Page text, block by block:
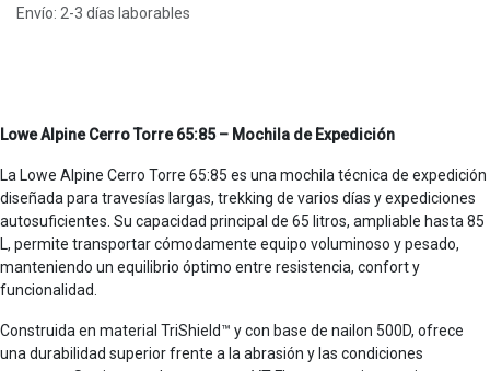
Envío: 2-3 días laborables
Lowe Alpine Cerro Torre 65:85 – Mochila de Expedición
La Lowe Alpine Cerro Torre 65:85 es una mochila técnica de expedición
diseñada para travesías largas, trekking de varios días y expediciones
autosuficientes. Su capacidad principal de 65 litros, ampliable hasta 85
L, permite transportar cómodamente equipo voluminoso y pesado,
manteniendo un equilibrio óptimo entre resistencia, confort y
funcionalidad.
Construida en material TriShield™ y con base de nailon 500D, ofrece
una durabilidad superior frente a la abrasión y las condiciones